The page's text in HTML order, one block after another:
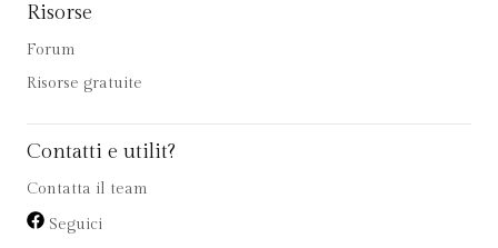
Risorse
Forum
Risorse gratuite
Contatti e utilit?
Contatta il team
Seguici